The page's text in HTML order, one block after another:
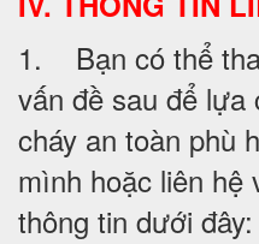
1. Bạn có thể
vấn đề sau để lựa
cháy an toàn phù
mình hoặc liên hệ
thông tin dưới đây: